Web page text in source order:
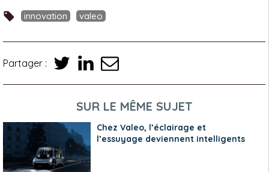
innovation valeo
Partager :
SUR LE MÊME SUJET
Chez Valeo, l’éclairage et
l’essuyage deviennent intelligents